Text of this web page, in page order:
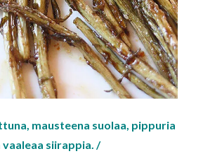
mausteena suolaa, pippuria
vaaleaa siirappia. /